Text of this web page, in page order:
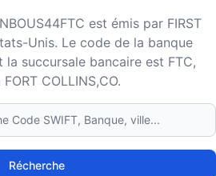
est émis par FIRST
Unis. Le code de la banque
succursale bancaire est FTC,
COLLINS,CO.
Récherche